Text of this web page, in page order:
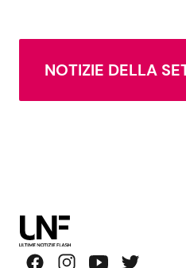
NOTIZIE DELLA